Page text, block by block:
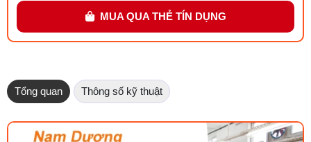
MUA QUA THẺ TÍN DỤNG
Tổng quan Thông số kỹ thuật